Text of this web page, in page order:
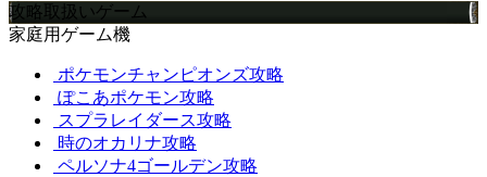
攻略取扱いゲーム
家庭用ゲーム機
ポケモンチャンピオンズ攻略
ぽこあポケモン攻略
スプラレイダース攻略
時のオカリナ攻略
ペルソナ4ゴールデン攻略